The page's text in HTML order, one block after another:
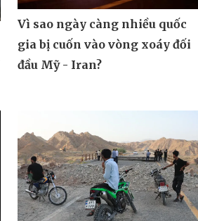
Vì sao ngày càng nhiều quốc
gia bị cuốn vào vòng xoáy đối
đầu Mỹ - Iran?